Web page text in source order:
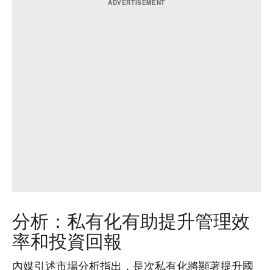
分析：私有化有助提升管理效
率和投資回報
內媒引述市場分析指出，是次私有化將顯著提升國